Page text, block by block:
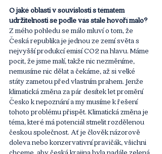
O jaké oblasti v souvislosti s tématem
udržitelnosti se podle vás stále hovoří málo?
Z mého pohledu se málo mluví o tom, že
Česká republika je jednou ze zemí světa s
nejvyšší produkcí emisí CO2 na hlavu. Máme
pocit, že jsme malí, takže nic nezměníme,
nemusíme nic dělat a čekáme, až si velké
státy zametou před vlastním prahem. Jenže
klimatická změna za pár desítek let promění
Česko k nepoznání a my musíme k řešení
tohoto problému přispět. Klimatická změna je
téma, které má potenciál stmelit rozdělenou
českou společnost. Ať je člověk názorově
doleva nebo konzervativní pravičák, všichni
chceme, aby česká krajina byla nadále zelená,